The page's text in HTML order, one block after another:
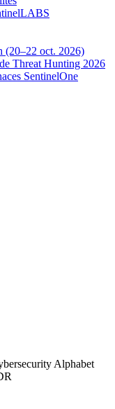
(20–22 oct. 2026)
Threat Hunting 2026
SentinelOne
Alphabet